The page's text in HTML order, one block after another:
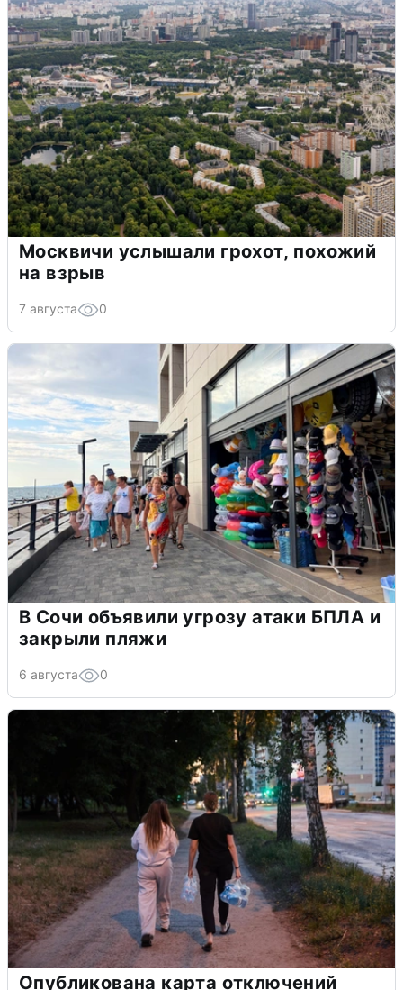
Москвичи услышали грохот, похожий
на взрыв
7 августа 0
В Сочи объявили угрозу атаки БПЛА и
закрыли пляжи
6 августа 0
Опубликована карта отключений